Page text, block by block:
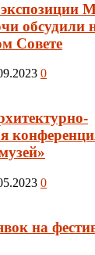
обсудили
Совете
0
0
на